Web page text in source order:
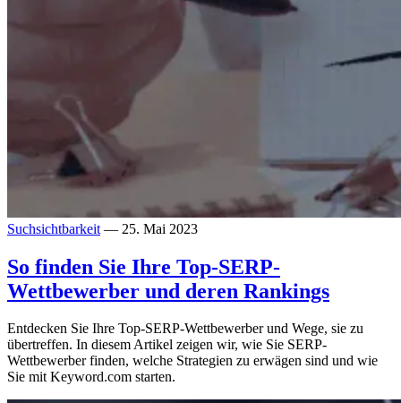
Suchsichtbarkeit — 25. Mai 2023
So finden Sie Ihre Top-SERP-
Wettbewerber und deren Rankings
Entdecken Sie Ihre Top-SERP-Wettbewerber und Wege, sie zu
übertreffen. In diesem Artikel zeigen wir, wie Sie SERP-
Wettbewerber finden, welche Strategien zu erwägen sind und wie
Sie mit Keyword.com starten.